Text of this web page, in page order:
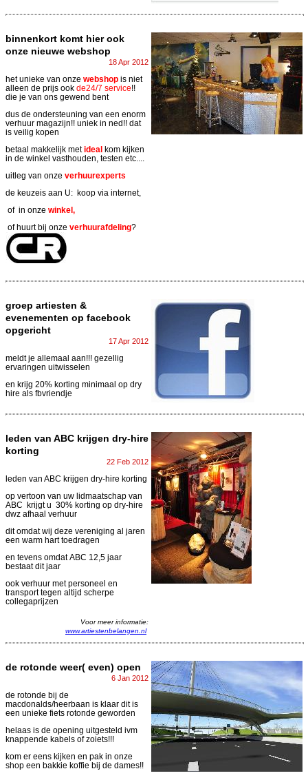
binnenkort komt hier ook
onze nieuwe webshop
18 Apr 2012
het unieke van onze webshop is niet
alleen de prijs ook de24/7 service!!
die je van ons gewend bent
dus de ondersteuning van een enorm
verhuur magazijn!! uniek in ned!! dat
is veilig kopen
betaal makkelijk metideal kom kijken
in de winkel vasthouden, testen etc....
uitleg van onze verhuurexperts
de keuzeis aan U: koop via internet,
of in onze winkel,
of huurt bij onze verhuurafdeling?
groep artiesten &
evenementen op facebook
opgericht
17 Apr 2012
meldt je allemaal aan!!! gezellig
ervaringen uitwisselen
en krijg 20% korting minimaal op dry
hire als fbvriendje
leden van ABC krijgen dry-hire
korting
22 Feb 2012
leden van ABC krijgen dry-hire korting
op vertoon van uw lidmaatschap van
ABC krijgt u 30% korting op dry-hire
dwz afhaal verhuur
dit omdat wij deze vereniging al jaren
een warm hart toedragen
en tevens omdat ABC 12,5 jaar
bestaat dit jaar
ook verhuur met personeel en
transport tegen altijd scherpe
collegaprijzen
Voor meer informatie:
www.artiestenbelangen.nl
de rotonde weer( even) open
6 Jan 2012
de rotonde bij de
macdonalds/heerbaan is klaar dit is
een unieke fiets rotonde geworden
helaas is de opening uitgesteld ivm
knappende kabels of zoiets!!!
kom er eens kijken en pak in onze
shop een bakkie koffie bij de dames!!